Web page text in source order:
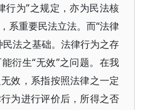
行为”之规定，亦为民法核
系重要民法立法。而“法律
法之基础。法律行为之存
衍生“无效”之问题。在我
效，系指按照法律之一定
为进行评价后，所得之否